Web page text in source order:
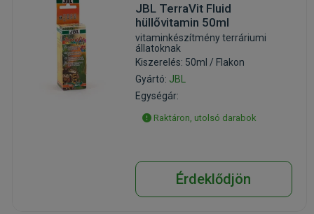
JBL TerraVit Fluid
hüllővitamin 50ml
vitaminkészítmény terráriumi
állatoknak
Kiszerelés: 50ml / Flakon
Gyártó: JBL
Egységár:
Raktáron, utolsó darabok
Érdeklődjön